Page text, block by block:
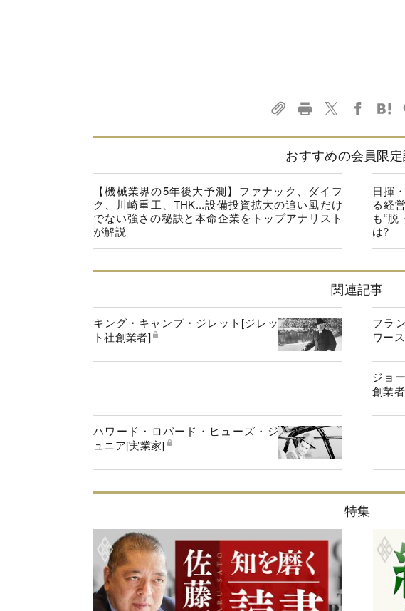
おすすめの会員限
【機械業界の5年後大予測】ファナック、ダイフ
ク、川崎重工、THK...設備投資拡大の追い風だけ
でない強さの秘訣と本命企業をトップアナリスト
が解説
日揮
る経
も“
は?
関連記事
キング・キャンプ・ジレット[ジレッ
ト社創業者]
フラ
ワー
ジョ
創業
ハワード・ロバード・ヒューズ・ジ
ュニア[実業家]
特集